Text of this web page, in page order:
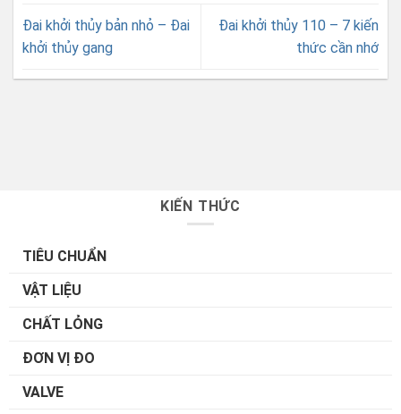
Đai khởi thủy bản nhỏ – Đai
khởi thủy gang
Đai khởi thủy 110 – 7 kiến
thức cần nhớ
KIẾN THỨC
TIÊU CHUẨN
VẬT LIỆU
CHẤT LỎNG
ĐƠN VỊ ĐO
VALVE